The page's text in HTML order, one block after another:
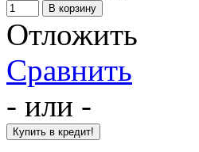
Отложить
Сравнить
- или -